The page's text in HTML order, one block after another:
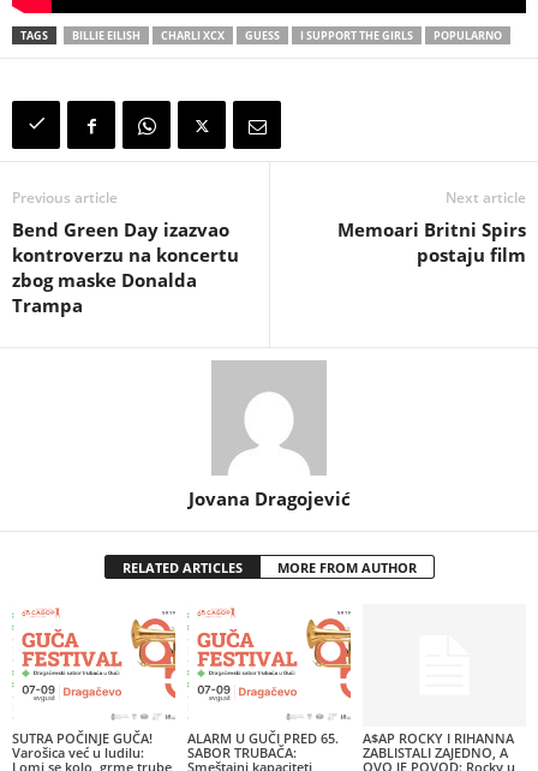
TAGS BILLIE EILISH CHARLI XCX GUESS I SUPPORT THE GIRLS POPULARNO
Previous article
Bend Green Day izazvao
kontroverzu na koncertu
zbog maske Donalda
Trampa
Next article
Memoari Britni Spirs
postaju film
Jovana Dragojević
RELATED ARTICLES MORE FROM AUTHOR
SUTRA POČINJE GUČA!
Varošica već u ludilu:
Lomi se kolo, grme trube,
ALARM U GUČI PRED 65.
SABOR TRUBAČA:
Smeštajni kapaciteti
A$AP ROCKY I RIHANNA
ZABLISTALI ZAJEDNO, A
OVO JE POVOD: Rocky u